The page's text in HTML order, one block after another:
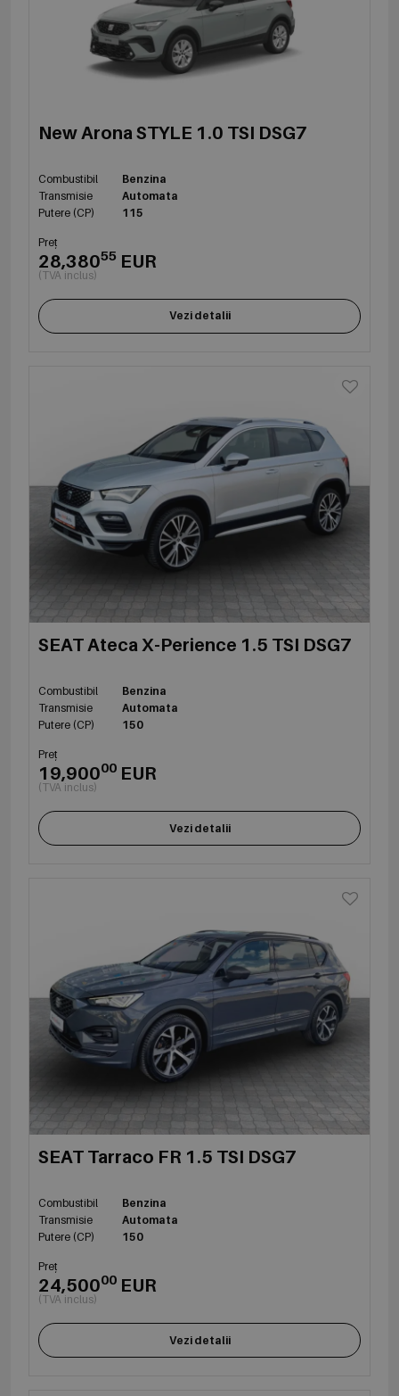
New Arona STYLE 1.0 TSI DSG7
Combustibil
Benzina
Transmisie
Automata
Putere (CP)
115
Preț
28,38055 EUR
(TVA inclus)
Vezi detalii
SEAT Ateca X-Perience 1.5 TSI DSG7
Combustibil
Benzina
Transmisie
Automata
Putere (CP)
150
Preț
19,90000 EUR
(TVA inclus)
Vezi detalii
SEAT Tarraco FR 1.5 TSI DSG7
Combustibil
Benzina
Transmisie
Automata
Putere (CP)
150
Preț
24,50000 EUR
(TVA inclus)
Vezi detalii